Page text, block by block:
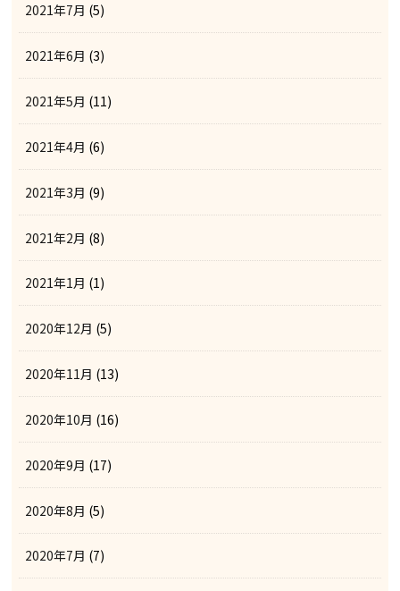
2021年7月 (5)
2021年6月 (3)
2021年5月 (11)
2021年4月 (6)
2021年3月 (9)
2021年2月 (8)
2021年1月 (1)
2020年12月 (5)
2020年11月 (13)
2020年10月 (16)
2020年9月 (17)
2020年8月 (5)
2020年7月 (7)